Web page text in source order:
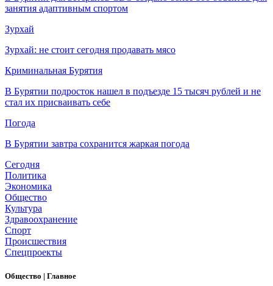
занятия адаптивным спортом
Зурхай
Зурхай: не стоит сегодня продавать мясо
Криминальная Бурятия
В Бурятии подросток нашел в подъезде 15 тысяч рублей и не
стал их присваивать себе
Погода
В Бурятии завтра сохранится жаркая погода
Сегодня
Политика
Экономика
Общество
Культура
Здравоохранение
Спорт
Происшествия
Спецпроекты
Общество | Главное